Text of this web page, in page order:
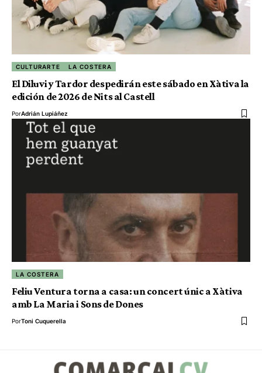
CULTURARTE LA COSTERA
El Diluvi y Tardor despedirán este sábado en Xàtiva la
edición de 2026 de Nits al Castell
PorAdrián Lupiáñez
LA COSTERA
Feliu Ventura torna a casa: un concert únic a Xàtiva
amb La Maria i Sons de Dones
PorToni Cuquerella